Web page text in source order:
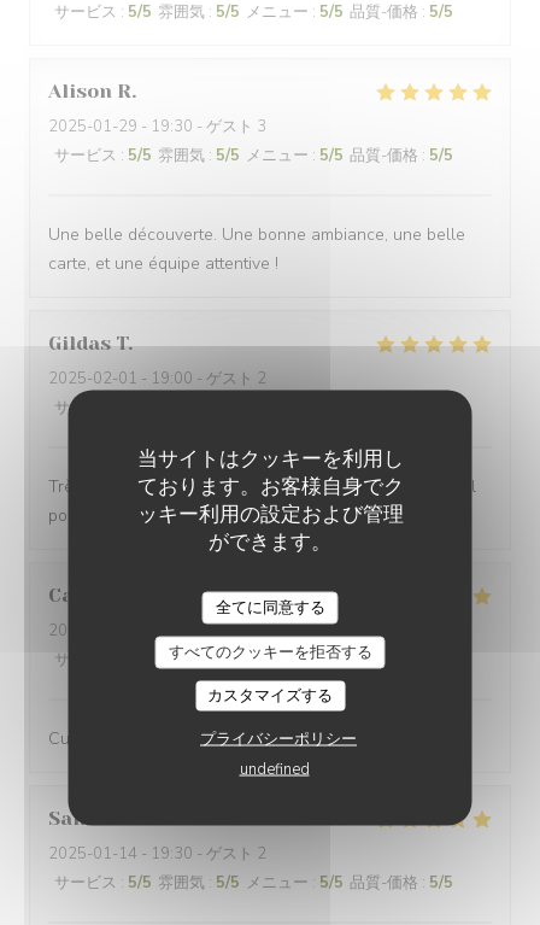
当サイトはクッキーを利用し
ております。お客様自身でク
ッキー利用の設定および管理
ができます。
全てに同意する
すべてのクッキーを拒否する
カスタマイズする
プライバシーポリシー
undefined
サービス : 5/5 雰囲気 : 5/5 メニュー : 5/5 品質-価格 : 5/5
Alison R
2025-01-29 - 19:30 - ゲスト 3
サービス : 5/5 雰囲気 : 5/5 メニュー : 5/5 品質-価格 : 5/5
Une belle découverte. Une bonne ambiance, une belle
carte, et une équipe attentive !
Gildas T
2025-02-01 - 19:00 - ゲスト 2
サービス
Très bon resto, un peu de bruit mais rien de plus normal
pour une ambiance de troquet.
Camille
2025-01-23
- 19:30 - ゲスト 3
サービス
雰囲気 :5/5 メニュー: 5/5 品質-価格
Cuisine excellente et service parfait !
Sandrine
2025-01-14 - 19:30 - ゲスト 2
サービス : 5/5 雰囲気 : 5/5 メニュー : 5/5 品質-価格 : 5/5